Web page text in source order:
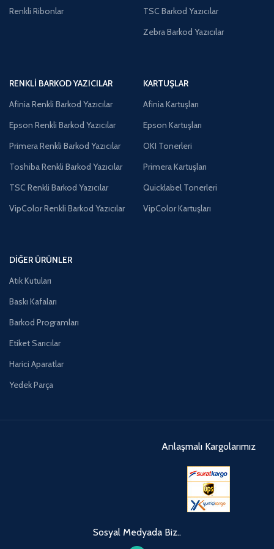
Renkli Ribonlar
TSC Barkod Yazıcılar
Zebra Barkod Yazıcılar
RENKLI BARKOD YAZICILAR
Afinia Renkli Barkod Yazıcılar
Epson Renkli Barkod Yazıcılar
Primera Renkli Barkod Yazıcılar
Toshiba Renkli Barkod Yazıcılar
TSC Renkli Barkod Yazıcılar
VipColor Renkli Barkod Yazıcılar
KARTUŞLAR
Afinia Kartuşları
Epson Kartuşları
OKI Tonerleri
Primera Kartuşları
Quicklabel Tonerleri
VipColor Kartuşları
DIĞER ÜRÜNLER
Atık Kutuları
Baskı Kafaları
Barkod Programları
Etiket Sarıcılar
Harici Aparatlar
Yedek Parça
Anlaşmalı Kargolarımız
Sosyal Medyada Biz..